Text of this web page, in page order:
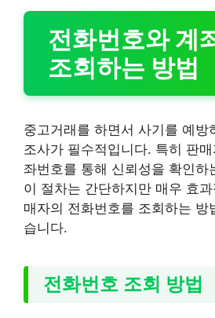
전화번호와 계
조회하는 방법
중고거래를 하면서 사기를 예방
조사가 필수적입니다. 특히 판
좌번호를 통해 신뢰성을 확인하
이 절차는 간단하지만 매우 효
매자의 전화번호를 조회하는 방
습니다.
전화번호 조회 방법